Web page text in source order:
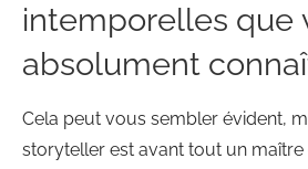
intemporelles que
absolument
Cela peut vous sembler évident,
storyteller est avant tout un maître